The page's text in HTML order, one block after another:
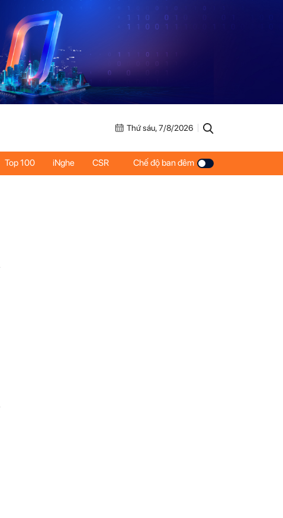
Thứ sáu, 7/8/2026
Top 100 iNghe CSR Chế độ ban đêm